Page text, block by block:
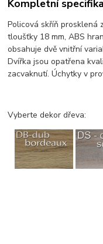
Kompletní
Policová skříň prosklená
tloušťky 18 mm, ABS
obsahuje dvě vnitřní
Dvířka jsou opatřena
zacvaknutí. Úchytky v
Vyberte dekor dřeva: